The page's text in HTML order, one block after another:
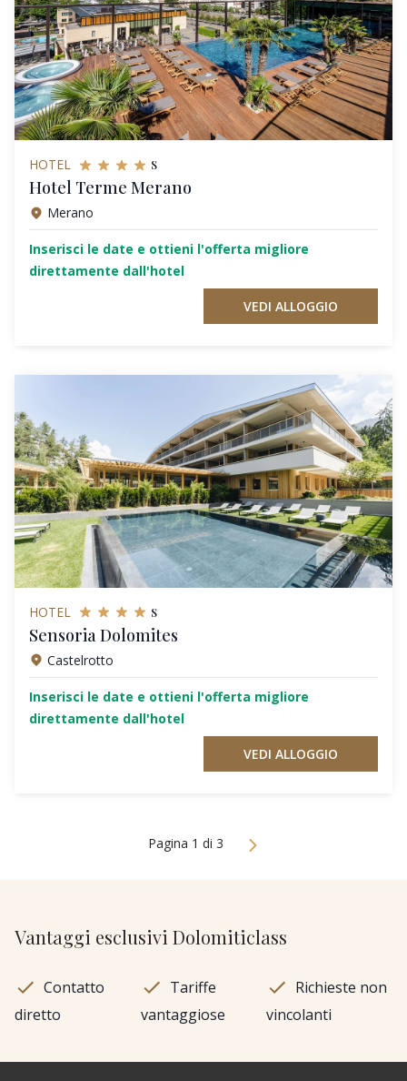
HOTEL s
Hotel Terme Merano
Merano
Inserisci le date e ottieni l'offerta migliore
direttamente dall'hotel
VEDI ALLOGGIO
HOTEL s
Sensoria Dolomites
Castelrotto
Inserisci le date e ottieni l'offerta migliore
direttamente dall'hotel
VEDI ALLOGGIO
Pagina 1 di 3
Vantaggi esclusivi Dolomiticlass
Contatto
diretto
Tariffe
vantaggiose
Richieste non
vincolanti